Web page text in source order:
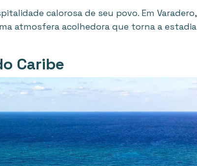
calorosa de seu povo. Em Varadero,
atmosfera acolhedora que torna a estadia
Caribe